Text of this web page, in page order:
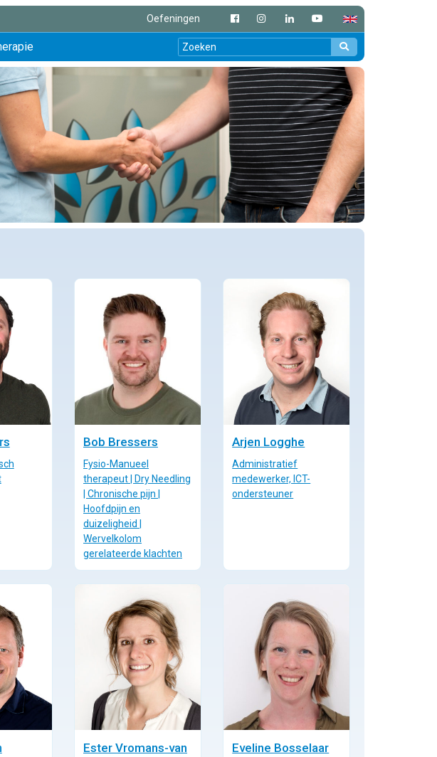
Oefeningen
Bob Bressers
Fysio-Manueel
therapeut | Dry Needling
| Chronische pijn |
Hoofdpijn en
duizeligheid |
Wervelkolom
gerelateerde klachten
Arjen Logghe
Administratief
medewerker, ICT-
ondersteuner
Ester Vromans-van
Eveline Bosselaar